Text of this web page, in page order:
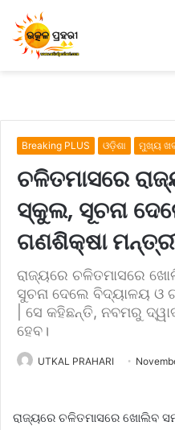
Breaking PLUS ଓଡ଼ିଶା ମୁଖ୍ୟ
ଚଳିତମାସରେ
ସ୍କୁଲ, ସୂଚନା
ଗଣଶିକ୍ଷା
ରାଜ୍ୟରେ ଚଳିତମାସରେ
ସୁଚନା ଦେଲେ ବିଦ୍ୟାଳୟ ଓ
| ସେ କହିଛନ୍ତି, ନବମରୁ
ହେବ।
UTKAL PRAHARI
ରାଜ୍ୟରେ ଚଳିତମାସରେ ଖୋଲିବ